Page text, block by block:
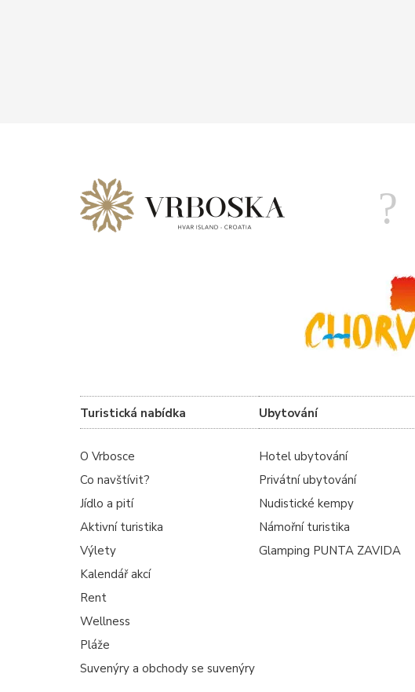
Turistická nabídka
O Vrbosce
Co navštívit?
Jídlo a pití
Aktivní turistika
Výlety
Kalendář akcí
Rent
Wellness
Pláže
Suvenýry a obchody se suvenýry
Ubytování
Hotel ubytování
Privátní ubytování
Nudistické kempy
Námořní turistika
Glamping PUNTA ZAVIDA